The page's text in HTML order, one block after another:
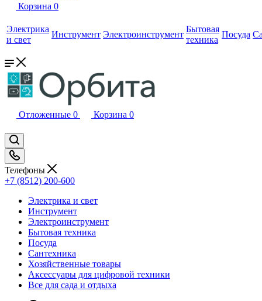
Корзина 0
Электрика
и свет
Инструмент Электроинструмент
Бытовая
техника
Посуда
Отложенные 0 Корзина 0
Телефоны
+7 (8512) 200-600
Электрика и свет
Инструмент
Электроинструмент
Бытовая техника
Посуда
Сантехника
Хозяйственные товары
Аксессуары для цифровой техники
Все для сада и отдыха